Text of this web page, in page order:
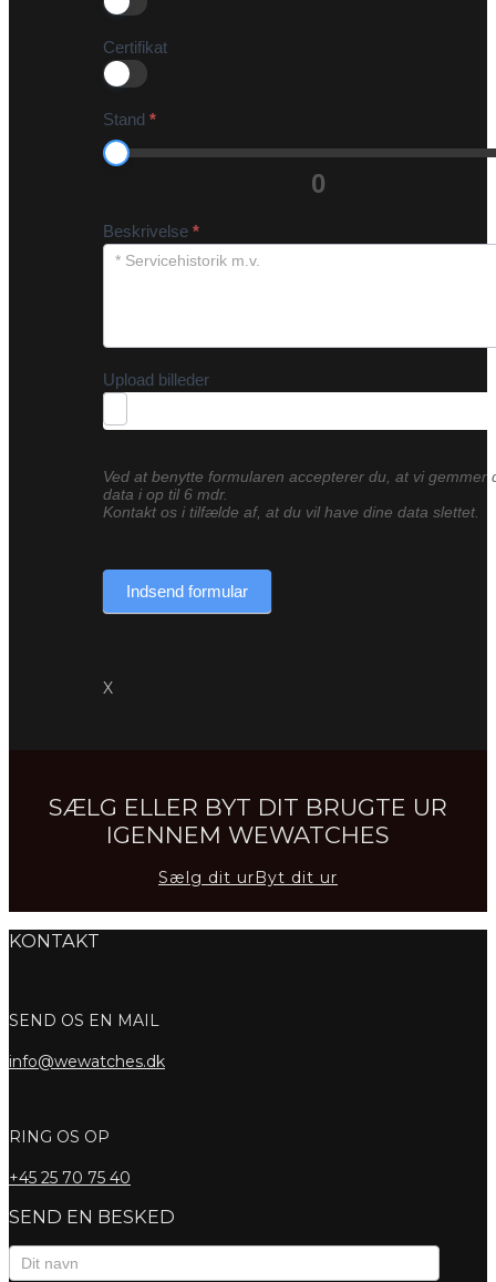
Certifikat
Stand *
0
Beskrivelse *
Upload billeder
Ved at benytte formularen accepterer du, at vi gemmer
data i op til 6 mdr.
Kontakt os i tilfælde af, at du vil have dine data slettet.
Indsend formular
X
SÆLG ELLER BYT DIT BRUGTE UR
IGENNEM WEWATCHES
Sælg dit urByt dit ur
KONTAKT
SEND OS EN MAIL
info@wewatches.dk
RING OS OP
+45 25 70 75 40
SEND EN BESKED
Kontaktformular